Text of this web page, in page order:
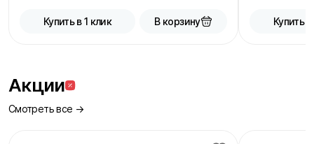
Купить в 1 клик В корзину Купить в
Акции
Смотреть все →